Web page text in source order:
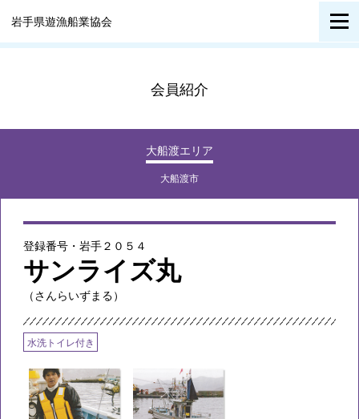
岩手県遊漁船業協会
会員紹介
大船渡エリア
大船渡市
登録番号・岩手２０５４
サンライズ丸
（さんらいずまる）
水洗トイレ付き